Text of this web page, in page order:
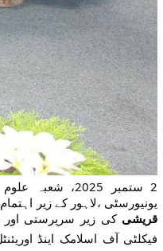
2 ستمبر 2025،
یونیورسٹی ،لاہور کے زیر اہتمام
قریشی کی زیر سرپرستی اور
فیکلٹی آف اسلامک اینڈ